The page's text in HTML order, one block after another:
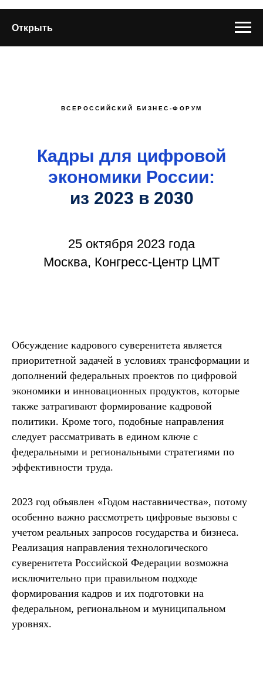
Открыть
ВСЕРОССИЙСКИЙ БИЗНЕС-ФОРУМ
Кадры для цифровой
экономики России:
из 2023 в 2030
25 октября 2023 года
Москва, Конгресс-Центр ЦМТ
Обсуждение кадрового суверенитета является
приоритетной задачей в условиях трансформации и
дополнений федеральных проектов по цифровой
экономики и инновационных продуктов, которые
также затрагивают формирование кадровой
политики. Кроме того, подобные направления
следует рассматривать в едином ключе с
федеральными и региональными стратегиями по
эффективности труда.
2023 год объявлен «Годом наставничества», потому
особенно важно рассмотреть цифровые вызовы с
учетом реальных запросов государства и бизнеса.
Реализация направления технологического
суверенитета Российской Федерации возможна
исключительно при правильном подходе
формирования кадров и их подготовки на
федеральном, региональном и муниципальном
уровнях.